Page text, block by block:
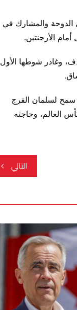
الدوحة والمشارك في
وغادر شوطها الأول
سمح لسلمان الفرج
العالم، وحاجته
التالي